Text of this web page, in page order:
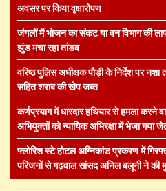
अवसर पर किया वृक्षारोपण
जंगलों में भोजन का संकट या वन विभाग की
झुंड मचा रहा तांडव
वरिष्ठ पुलिस अधीक्षक पौड़ी के निर्देश पर नशा
सहित शराब की खेप जब्त
कर्णप्रयाग में धारदार हथियार से हमला करने
अभियुक्तों को न्यायिक अभिरक्षा में भेजा गया
फ्लोरिश स्टे होटल अग्निकांड प्रकरण में
परिजनों से गढ़वाल सांसद अनिल बलूनी ने की